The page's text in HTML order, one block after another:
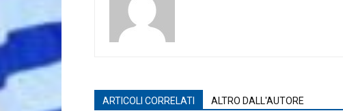
ARTICOLI CORRELATI ALTRO DALL'AUTORE